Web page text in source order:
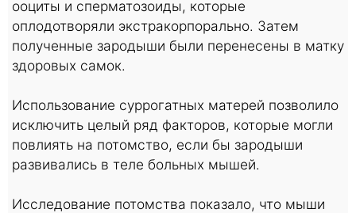
ооциты и сперматозоиды, которые
оплодотворяли экстракорпорально. Затем
полученные зародыши были перенесены в матку
здоровых самок.
Использование суррогатных матерей позволило
исключить целый ряд факторов, которые могли
повлиять на потомство, если бы зародыши
развивались в теле больных мышей.
Исследование потомства показало, что мыши